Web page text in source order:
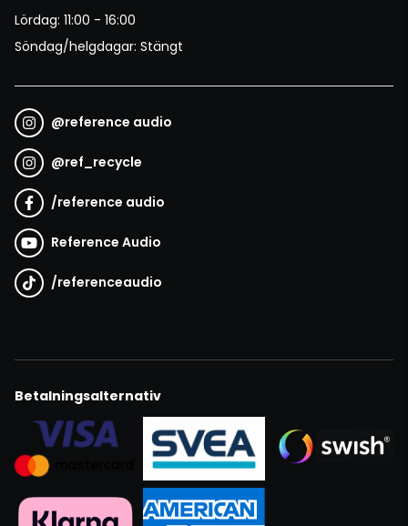
Lördag: 11:00 - 16:00
Söndag/helgdagar: Stängt
@reference audio
@ref_recycle
/reference audio
Reference Audio
/referenceaudio
Betalningsalternativ